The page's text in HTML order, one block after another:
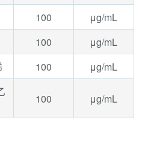
100
μg/mL
100
μg/mL
100 μg/mL
100 μg/mL